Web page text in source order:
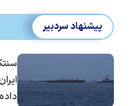
پیشنهاد سردبیر